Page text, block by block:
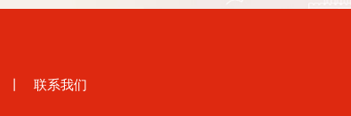
联系我们